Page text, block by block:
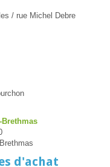
/ rue Michel Debre
Brethmas
d'achat